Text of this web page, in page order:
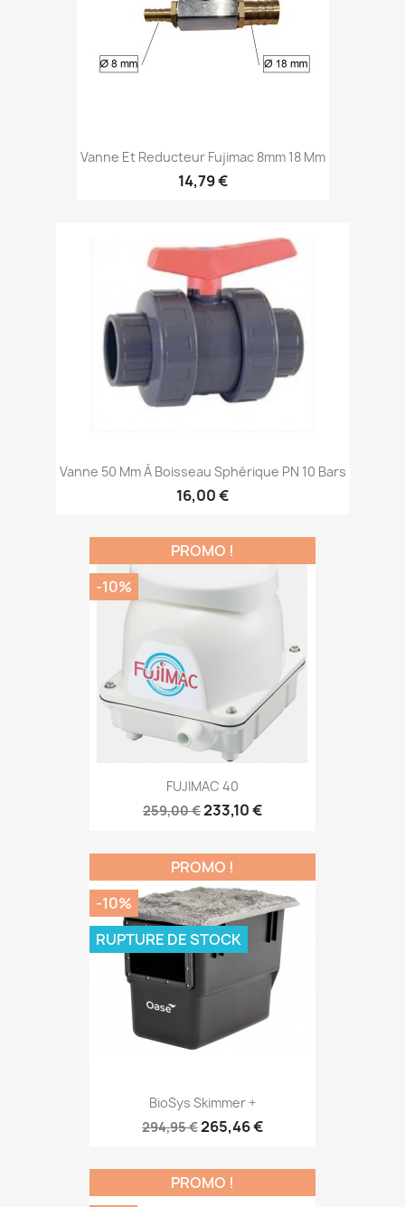
Vanne Et Reducteur Fujimac 8mm 18 Mm
14,79 €
Vanne 50 Mm À Boisseau Sphérique PN 10 Bars
16,00 €
FUJIMAC 40
259,00 €233,10 €
PROMO !
-10%
BioSys Skimmer +
294,95 €265,46 €
PROMO !
-10%
RUPTURE DE STOCK
PROMO !